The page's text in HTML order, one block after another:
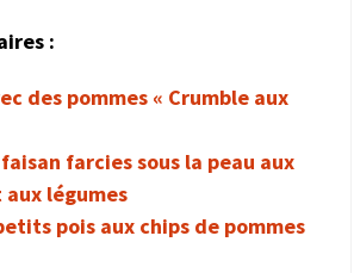
:
des pommes « Crumble aux
farcies sous la peau aux
aux légumes
pois aux chips de pommes